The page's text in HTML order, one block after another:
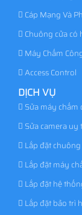
Cáp Mạng Và
Chuông cửa có
Máy Chấm
Access Control
DỊCH VỤ
Sửa máy
Sửa camera
Lắp đặt
Lắp đặt máy
Lắp đặt hệ
Lắp đặt bảo trì